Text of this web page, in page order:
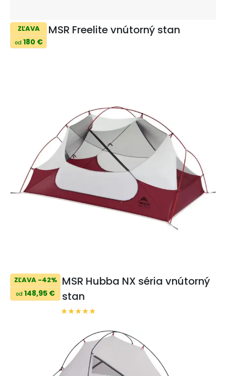
ZĽAVA
od 180 €
MSR Freelite vnútorný stan
ZĽAVA -42%
od 148,95 €
MSR Hubba NX séria vnútorný
stan